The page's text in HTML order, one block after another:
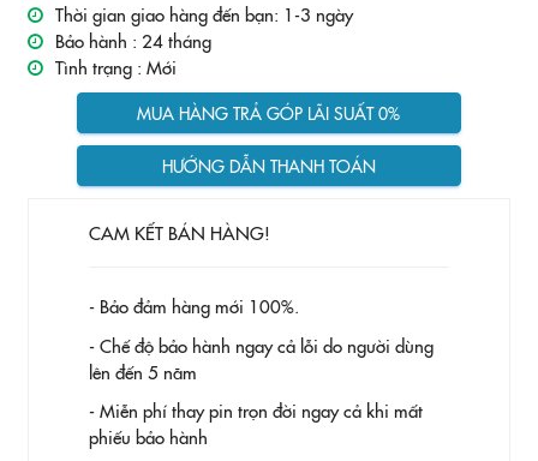
Thời gian giao hàng đến bạn: 1-3 ngày
Bảo hành : 24 tháng
Tình trạng : Mới
MUA HÀNG TRẢ GÓP LÃI SUẤT 0%
HƯỚNG DẪN THANH TOÁN
CAM KẾT BÁN HÀNG!
- Bảo đảm hàng mới 100%.
- Chế độ bảo hành ngay cả lỗi do người dùng
lên đến 5 năm
- Miễn phí thay pin trọn đời ngay cả khi mất
phiếu bảo hành